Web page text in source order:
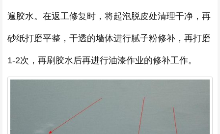
遍胶水。在返工修复时，将起泡脱皮处清理干净，再
砂纸打磨平整，干透的墙体进行腻子粉修补，再打磨
1-2次，再刷胶水后再进行油漆作业的修补工作。